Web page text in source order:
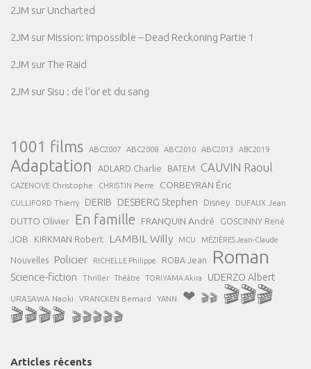
2JM sur Uncharted
2JM sur Mission: Impossible – Dead Reckoning Partie 1
2JM surThe Raid
2JM sur Sisu : de l’or et du sang
1001 films ABC2007 ABC2008 ABC2010 ABC2013 ABC2019
Adaptation ADLARD Charlie BATEM CAUVIN Raoul
CAZENOVE Christophe CHRISTIN Pierre CORBEYRAN Éric
CULLIFORD Thierry DERIB DESBERG Stephen Disney DUFAUX Jean
DUTTO Olivier En famille FRANQUIN André GOSCINNY René
JOB KIRKMAN Robert LAMBIL Willy MCU MÉZIÈRES Jean-Claude
Nouvelles Policier RICHELLE Philippe ROBA Jean Roman
Science-fiction Thriller Théâtre TORIYAMA Akira UDERZO Albert
URASAWA Naoki VRANCKEN Bernard YANN ❤ 🎬🎬 🎬🎬🎬
🎬🎬🎬🎬 🎬🎬🎬🎬🎬
Articles récents